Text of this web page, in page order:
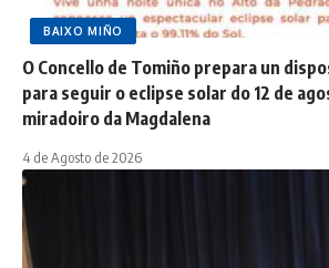
BAIXO MIÑO
O Concello de Tomiño prepara un
para seguir o eclipse solar do 12 de
miradoiro da Magdalena
4 de Agosto de 2026